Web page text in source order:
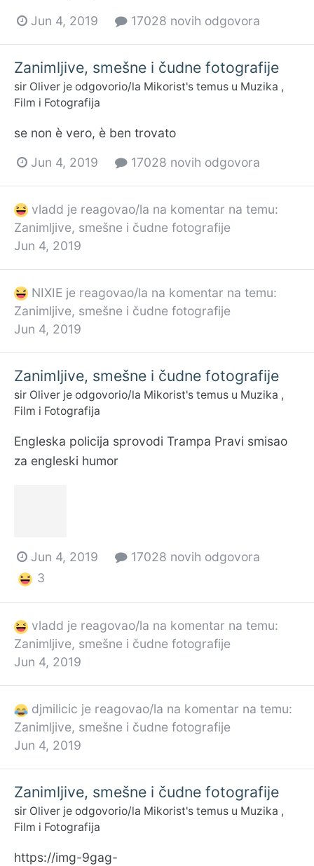
Jun 4, 2019 17028 novih odgovora
Zanimljive, smešne i čudne fotografije
sir Oliver je odgovorio/la Mikorist's temus u Muzika ,
Film i Fotografija
se non è vero, è ben trovato
Jun 4, 2019 17028 novih odgovora
vladd je reagovao/la na komentar na temu:
Zanimljive, smešne i čudne fotografije
Jun 4, 2019
NIXIE je reagovao/la na komentar na temu:
Zanimljive, smešne i čudne fotografije
Jun 4, 2019
Zanimljive, smešne i čudne fotografije
sir Oliver je odgovorio/la Mikorist's temus u Muzika ,
Film i Fotografija
Engleska policija sprovodi Trampa Pravi smisao
za engleski humor
Jun 4, 2019
17028 novih odgovora
3
vladd je reagovao/la na komentar na temu:
Zanimljive, smešne i čudne fotografije
Jun 4, 2019
djmilicic je reagovao/la na komentar na temu:
Zanimljive, smešne i čudne fotografije
Jun 4, 2019
Zanimljive, smešne i čudne fotografije
sir Oliver je odgovorio/la Mikorist's temus u Muzika ,
Film i Fotografija
https://img-9gag-